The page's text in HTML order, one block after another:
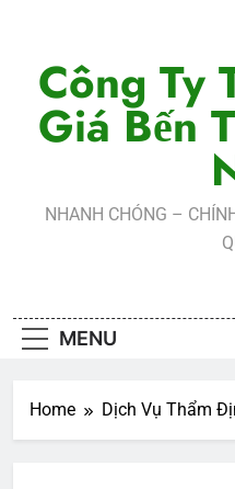
contentCông Ty
Giá Bến
NHANH CHÓNG –
MENU
Home Dịch Vụ Thẩm